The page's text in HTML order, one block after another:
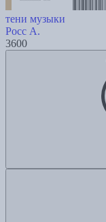
тени музыки
Росс А.
3600